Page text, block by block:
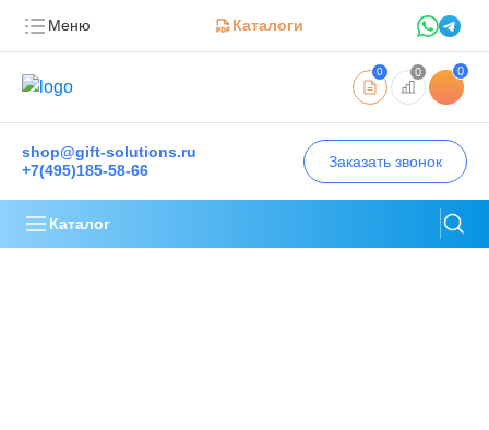
Меню Каталоги
0 0 0
shop@gift-solutions.ru
+7(495)185-58-66
Заказать звонок
Каталог